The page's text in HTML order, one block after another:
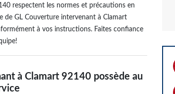
respectent les normes et précautions en
GL Couverture intervenant à Clamart
à vos instructions. Faites confiance
à Clamart 92140 possède au